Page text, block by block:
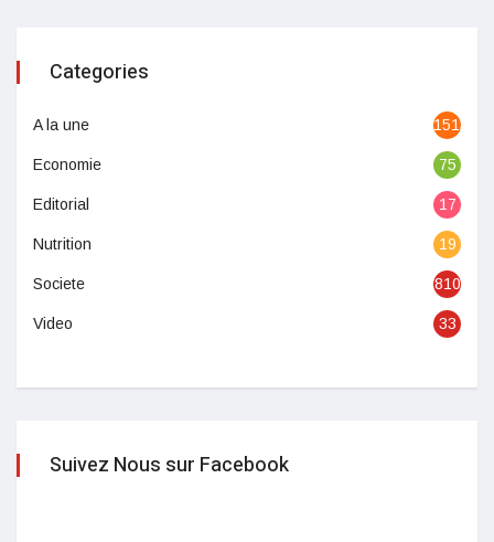
Categories
A la une 1513
Economie 75
Editorial 17
Nutrition 19
Societe 810
Video 33
Suivez Nous sur Facebook